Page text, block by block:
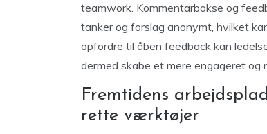
teamwork. Kommentarbokse og
tanker og forslag anonymt, hvilket
opfordre til åben feedback kan
dermed skabe et mere engageret og
Fremtidens
rette værktøjer